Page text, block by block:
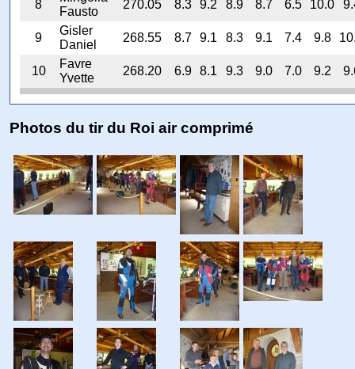
8
Fausto
270.05 8.3 9.2 8.9 8.7 6.5 10.0
9
Gisler
Daniel
268.55 8.7 9.1 8.3 9.1 7.4 9.8
10
Favre
Yvette
268.20 6.9 8.1 9.3 9.0 7.0 9.2
Photos du tir du Roi air comprimé